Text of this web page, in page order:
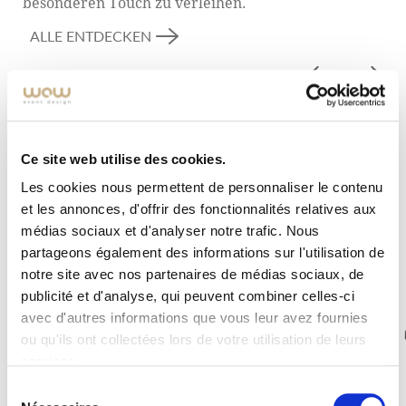
Ce site web utilise des cookies.
Les cookies nous permettent de personnaliser le contenu
et les annonces, d'offrir des fonctionnalités relatives aux
médias sociaux et d'analyser notre trafic. Nous
partageons également des informations sur l'utilisation de
notre site avec nos partenaires de médias sociaux, de
publicité et d'analyse, qui peuvent combiner celles-ci
avec d'autres informations que vous leur avez fournies
ou qu'ils ont collectées lors de votre utilisation de leurs
ALLE ENTDECKEN